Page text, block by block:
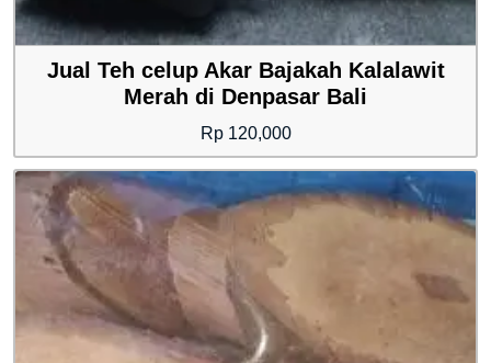
Jual Teh celup Akar Bajakah Kalalawit
Merah di Denpasar Bali
Rp120,000